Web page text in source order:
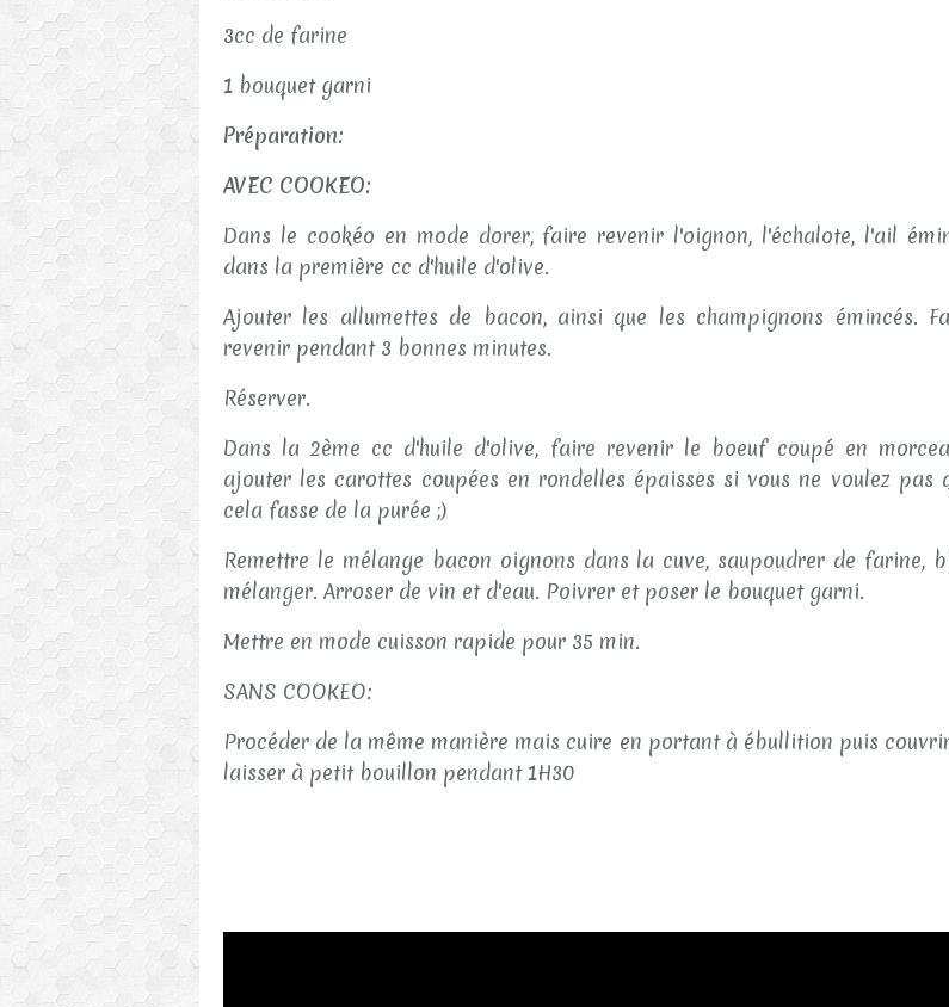
3cc de farine
1 bouquet garni
Préparation:
AVEC COOKEO:
Dans le cookéo en mode dorer, faire revenir l'oignon, l'échalote, l'ail
dans la première cc d'huile d'olive.
Ajouter les allumettes de bacon, ainsi que les champignons émincés.
revenir pendant 3 bonnes minutes.
Réserver.
Dans la 2ème cc d'huile d'olive, faire revenir le boeuf coupé en
ajouter les carottes coupées en rondelles épaisses si vous ne voulez pas
cela fasse de la purée ;)
Remettre le mélange bacon oignons dans la cuve, saupoudrer de farine,
mélanger. Arroser de vin et d'eau. Poivrer et poser le bouquet garni.
Mettre en mode cuisson rapide pour 35 min.
SANS COOKEO:
Procéder de la même manière mais cuire en portant à ébullition puis
laisser à petit bouillon pendant 1H30